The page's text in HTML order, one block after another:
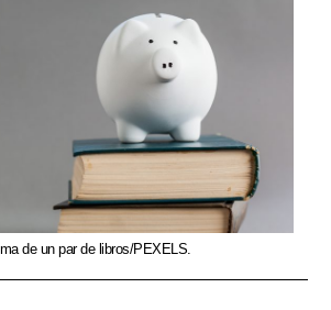
de un par de libros/PEXELS.